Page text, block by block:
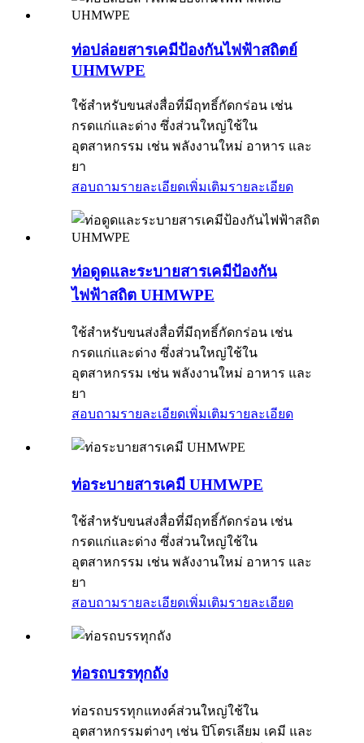
ท่อปล่อยสารเคมีป้องกันไฟฟ้าสถิตย์
UHMWPE
ใช้สำหรับขนส่งสื่อที่มีฤทธิ์กัดกร่อน เช่น
กรดแก่และด่าง ซึ่งส่วนใหญ่ใช้ใน
อุตสาหกรรม เช่น พลังงานใหม่ อาหาร และ
ยา
สอบถามรายละเอียดเพิ่มเติมรายละเอียด
ท่อดูดและระบายสารเคมีป้องกัน
ไฟฟ้าสถิต UHMWPE
ใช้สำหรับขนส่งสื่อที่มีฤทธิ์กัดกร่อน เช่น
กรดแก่และด่าง ซึ่งส่วนใหญ่ใช้ใน
อุตสาหกรรม เช่น พลังงานใหม่ อาหาร และ
ยา
สอบถามรายละเอียดเพิ่มเติมรายละเอียด
ท่อระบายสารเคมี UHMWPE
ใช้สำหรับขนส่งสื่อที่มีฤทธิ์กัดกร่อน เช่น
กรดแก่และด่าง ซึ่งส่วนใหญ่ใช้ใน
อุตสาหกรรม เช่น พลังงานใหม่ อาหาร และ
ยา
สอบถามรายละเอียดเพิ่มเติมรายละเอียด
ท่อรถบรรทุกถัง
ท่อรถบรรทุกแทงค์ส่วนใหญ่ใช้ใน
อุตสาหกรรมต่างๆ เช่น ปิโตรเลียม เคมี และ